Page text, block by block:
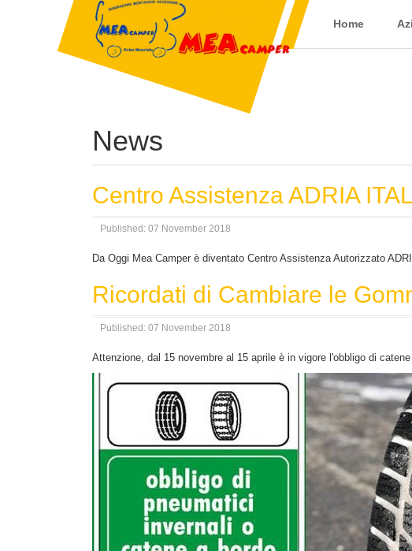
Home
News
Centro Assistenza ADRIA
Published: 07 November 2018
Da Oggi Mea Camper è diventato Centro Assistenza Autorizzato
Ricordati di Cambiare le
Published: 07 November 2018
Attenzione, dal 15 novembre al 15 aprile è in vigore l'obbligo di